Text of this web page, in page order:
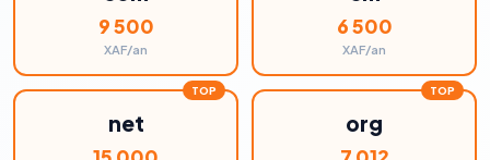
9 500
XAF/an
6 500
XAF/an
net org